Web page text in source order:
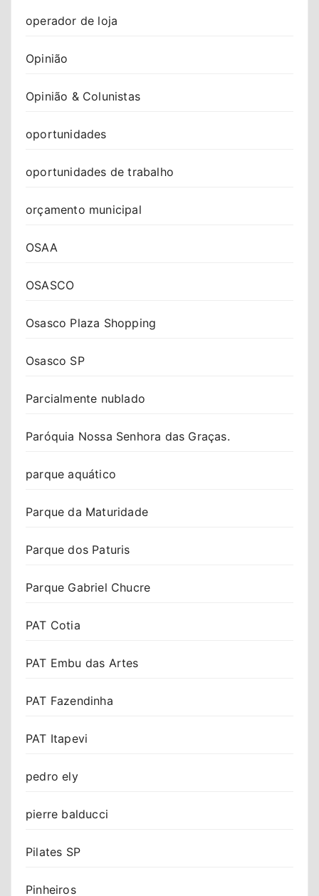
operador de loja
Opinião
Opinião & Colunistas
oportunidades
oportunidades de trabalho
orçamento municipal
OSAA
OSASCO
Osasco Plaza Shopping
Osasco SP
Parcialmente nublado
Paróquia Nossa Senhora das Graças.
parque aquático
Parque da Maturidade
Parque dos Paturis
Parque Gabriel Chucre
PAT Cotia
PAT Embu das Artes
PAT Fazendinha
PAT Itapevi
pedro ely
pierre balducci
Pilates SP
Pinheiros